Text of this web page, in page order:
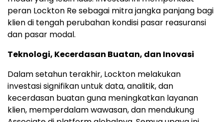
peran Lockton Re sebagai mitra jangka panjang bagi
klien di tengah perubahan kondisi pasar reasuransi
dan pasar modal.
Teknologi, Kecerdasan Buatan, dan Inovasi
Dalam setahun terakhir, Lockton melakukan
investasi signifikan untuk data, analitik, dan
kecerdasan buatan guna meningkatkan layanan
klien, memperdalam wawasan, dan mendukung